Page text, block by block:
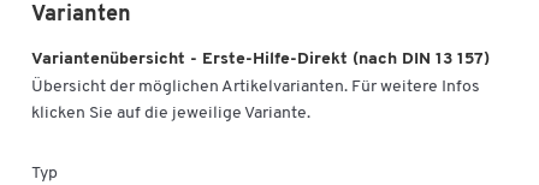
Varianten
Variantenübersicht - Erste-Hilfe-Direkt (nach DIN 13 157)
Übersicht der möglichen Artikelvarianten. Für weitere Infos
klicken Sie auf die jeweilige Variante.
Typ